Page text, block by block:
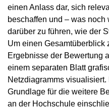
einen Anlass dar, sich
beschaffen und – was
darüber zu führen, wie der
Um einen Gesamtüberblick
Ergebnisse der Bewertung
einem separaten Blatt
Netzdiagramms
Grundlage für die weitere
an der Hochschule